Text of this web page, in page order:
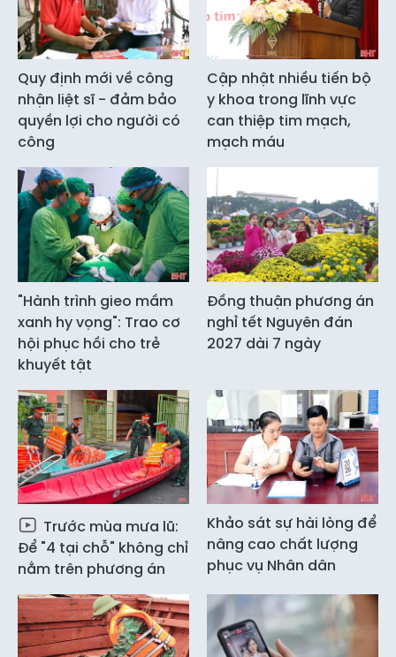
Quy định mới về công
nhận liệt sĩ - đảm bảo
quyền lợi cho người có
công
Cập nhật nhiều tiến bộ
y khoa trong lĩnh vực
can thiệp tim mạch,
mạch máu
"Hành trình gieo mầm
xanh hy vọng": Trao cơ
hội phục hồi cho trẻ
khuyết tật
Đồng thuận phương án
nghỉ tết Nguyên đán
2027 dài 7 ngày
Trước mùa mưa lũ:
Để "4 tại chỗ" không chỉ
nằm trên phương án
Khảo sát sự hài lòng để
nâng cao chất lượng
phục vụ Nhân dân